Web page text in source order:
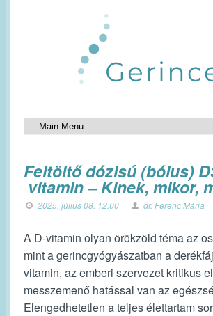
Feltöltő dózisú (bólus)
vitamin – Kinek, mikor,
2025. július 08. 12:00 dr. Ferenc Mária
A D-vitamin olyan örökzöld téma az
mint a gerincgyógyászatban a
vitamin, az emberi szervezet kritikus
messzemenő hatással van az
Elengedhetetlen a teljes élettartam